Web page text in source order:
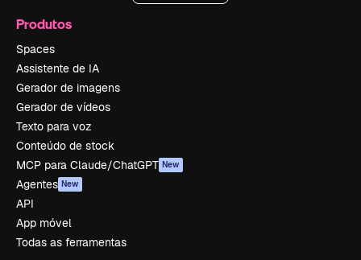
Produtos
Spaces
Assistente de IA
Gerador de imagens
Gerador de vídeos
Texto para voz
Conteúdo de stock
MCP para Claude/ChatGPT New
Agentes New
API
App móvel
Todas as ferramentas